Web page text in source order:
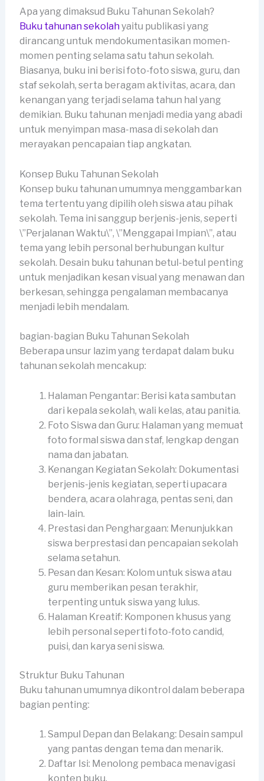
Apa yang dimaksud Buku Tahunan Sekolah?
Buku tahunan sekolahyaitu publikasi yang
dirancang untuk mendokumentasikan momen-
momen penting selama satu tahun sekolah.
Biasanya, buku ini berisi foto-foto siswa, guru, dan
staf sekolah, serta beragam aktivitas, acara, dan
kenangan yang terjadi selama tahun hal yang
demikian. Buku tahunan menjadi media yang abadi
untuk menyimpan masa-masa di sekolah dan
merayakan pencapaian tiap angkatan.
Konsep Buku Tahunan Sekolah
Konsep buku tahunan umumnya menggambarkan
tema tertentu yang dipilih oleh siswa atau pihak
sekolah. Tema ini sanggup berjenis-jenis, seperti
\”Perjalanan Waktu\”, \”Menggapai Impian\”, atau
tema yang lebih personal berhubungan kultur
sekolah. Desain buku tahunan betul-betul penting
untuk menjadikan kesan visual yang menawan dan
berkesan, sehingga pengalaman membacanya
menjadi lebih mendalam.
bagian-bagian Buku Tahunan Sekolah
Beberapa unsur lazim yang terdapat dalam buku
tahunan sekolah mencakup:
Halaman Pengantar: Berisi kata sambutan
dari kepala sekolah, wali kelas, atau panitia.
Foto Siswa dan Guru: Halaman yang memuat
foto formal siswa dan staf, lengkap dengan
nama dan jabatan.
Kenangan Kegiatan Sekolah: Dokumentasi
berjenis-jenis kegiatan, seperti upacara
bendera, acara olahraga, pentas seni, dan
lain-lain.
Prestasi dan Penghargaan: Menunjukkan
siswa berprestasi dan pencapaian sekolah
selama setahun.
Pesan dan Kesan: Kolom untuk siswa atau
guru memberikan pesan terakhir,
terpenting untuk siswa yang lulus.
Halaman Kreatif: Komponen khusus yang
lebih personal seperti foto-foto candid,
puisi, dan karya seni siswa.
Struktur Buku Tahunan
Buku tahunan umumnya dikontrol dalam beberapa
bagian penting:
Sampul Depan dan Belakang: Desain sampul
yang pantas dengan tema dan menarik.
Daftar Isi: Menolong pembaca menavigasi
konten buku.